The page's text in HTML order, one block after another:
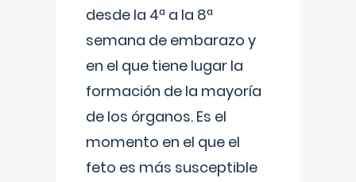
desde la 4ª a la 8ª
semana de embarazo y
en el que tiene lugar la
formación de la mayoría
de los órganos. Es el
momento en el que el
feto es más susceptible